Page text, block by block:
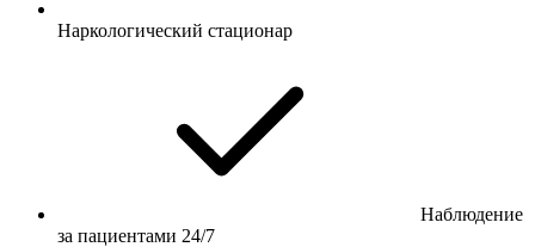
Наркологический стационар
Наблюдение
за пациентами 24/7